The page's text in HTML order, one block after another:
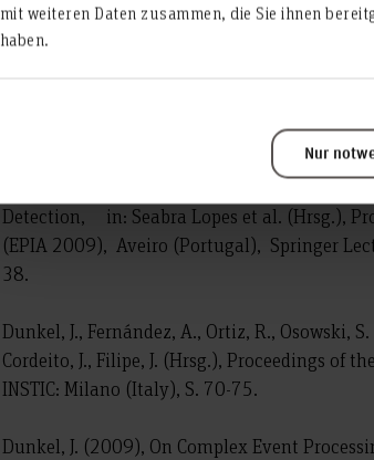
mit weiteren Daten zusammen, die Sie ihnen
haben.
Nur
Privathochschulen GmbH.
Sauerbrey, C., Trauter, A. (2009):
Pawlowski, O., Dunkel, J., Bruns, R.,
Detection, in: Seabra Lopes et al. (Hrsg.),
(EPIA 2009), Aveiro (Portugal), Springer
38.
Dunkel, J., Fernández, A., Ortiz, R.,
Cordeito, J., Filipe, J. (Hrsg.), Proceedings of
INSTIC: Milano (Italy), S. 70-75.
Dunkel, J. (2009), On Complex Event